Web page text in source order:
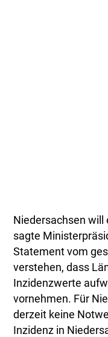
Niedersachsen will
sagte
Statement vom
verstehen, dass
Inzidenzwerte
vornehmen. Für
derzeit keine
Inzidenz in